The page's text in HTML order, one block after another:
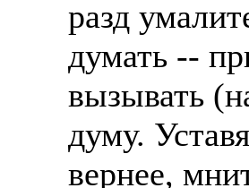
разд
думать --
вызывать
думу.
вернее,